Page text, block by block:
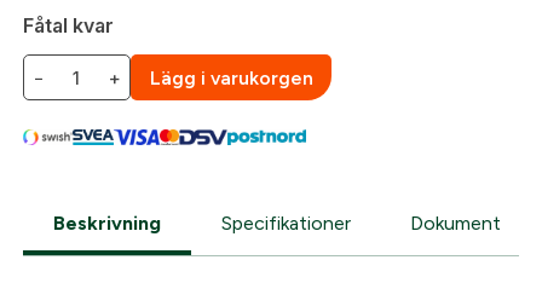
Fåtal kvar
− + Lägg i varukorgen
Beskrivning Specifikationer Dokument
fakturabetalning och tillgång till orderhistorik.
När du är inloggad hanteras beställningen
Leverans & fakturaadress
Fyll i din e-post adress nedan så kontaktar vi dig
så fort den här produkten är tillbaka i vårt